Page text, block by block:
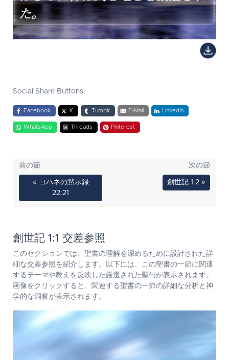
Social Share Buttons:
Facebook X Tumblr E-Mail LinkedIn
WhatsApp Threads Pinterest
前の節
« ヨハネの黙示録
22:21
次の節
創世記 1:2 »
創世記 1:1 交差参照
このセクションでは、聖書の理解を深めるために設計された詳
細な交差参照を紹介します。以下には、この聖書の一節に関連
するテーマや教えを反映した厳選された聖句が表示されます。
画像をクリックすると、関連する聖書の一節の詳細な分析と神
学的な洞察が表示されます。